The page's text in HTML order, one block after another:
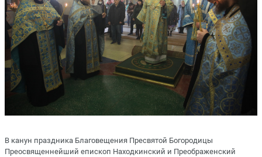
В канун праздника Благовещения Пресвятой Богородицы
Преосвященнейший епископ Находкинский и Преображенский